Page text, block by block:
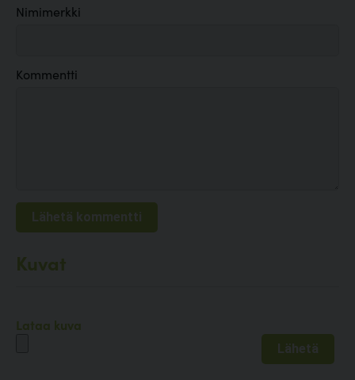
Nimimerkki
Kommentti
Kuvat
Lataa kuva